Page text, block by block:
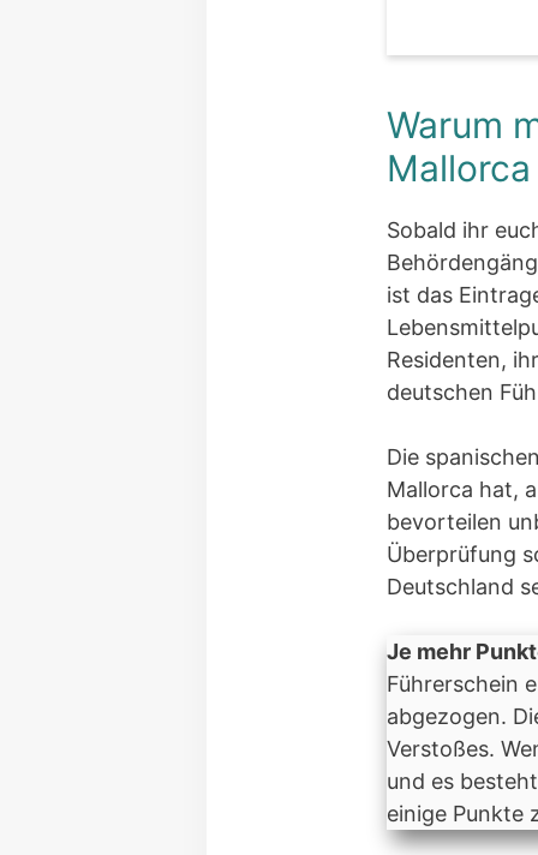
Warum
Sobald ihr
ist das
Residenten,
deutschen
Die
Mallorca hat,
bevorteilen
Überprüfung
Deutschland
Je mehr
Führerschein
abgezogen.
Verstoßes.
und es
einige Punkte